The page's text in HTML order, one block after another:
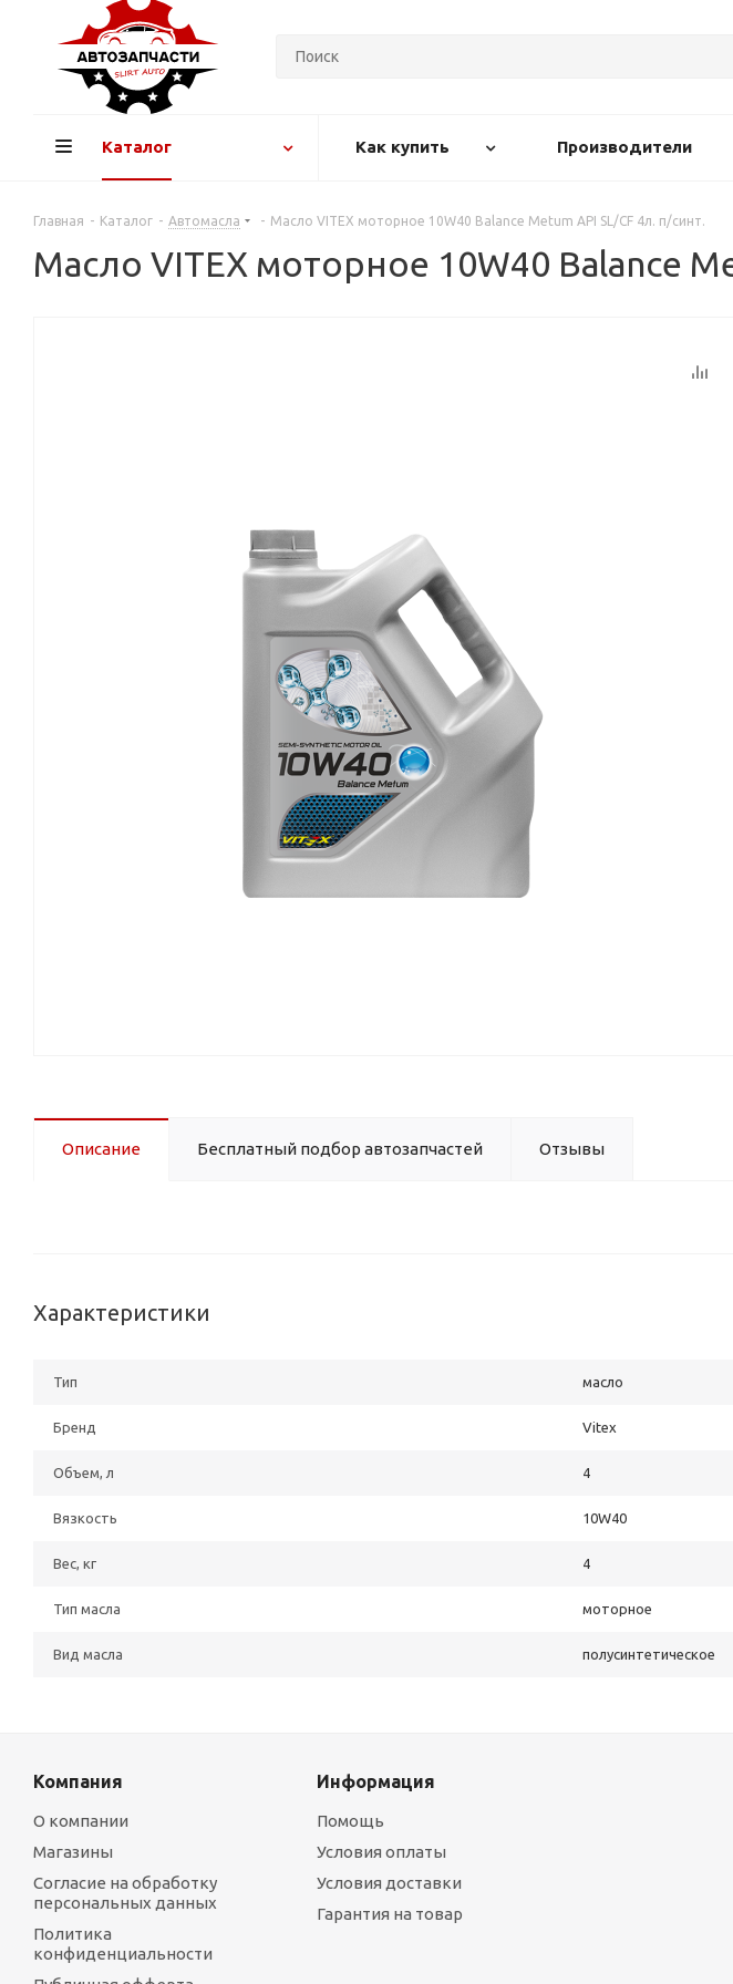
Каталог Как купить Производители
Главная - Каталог - Автомасла - Масло VITEX моторное 10W40 Balance Metum API SL/CF 4л. п/синт.
Масло VITEX моторное 10W40 Balance
Описание Бесплатный подбор автозапчастей Отзывы
Характеристики
Тип масло
Бренд Vitex
Объем, л 4
Вязкость 10W40
Вес, кг 4
Тип масла моторное
Вид масла полусинтетическое
Компания
О компании
Магазины
Согласие на обработку
персональных данных
Политика
конфиденциальности
Информация
Помощь
Условия оплаты
Условия доставки
Гарантия на товар